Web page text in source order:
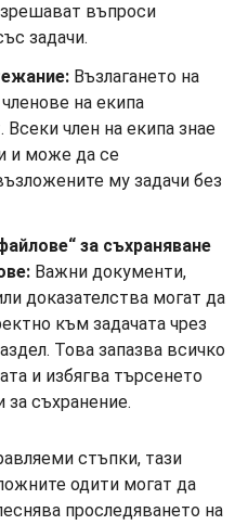
въпроси
задачи.
Възлагането на
на екипа
Всеки член на екипа знае
и може да се
му задачи без
за съхраняване
Важни документи,
доказателства могат да
към задачата чрез
Това запазва всичко
и избягва търсенето
съхранение.
стъпки, тази
одити могат да
проследяването на